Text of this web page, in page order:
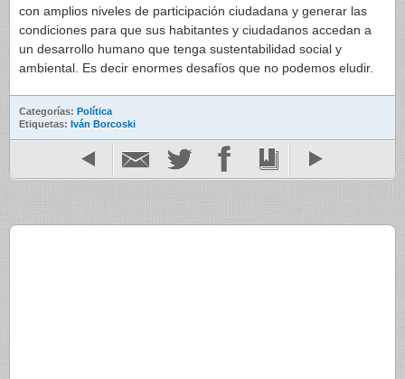
con amplios niveles de participación ciudadana y generar las
condiciones para que sus habitantes y ciudadanos accedan a
un desarrollo humano que tenga sustentabilidad social y
ambiental. Es decir enormes desafíos que no podemos eludir.
Categorías: Política
Etiquetas: Iván Borcoski